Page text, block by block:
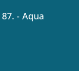
- Aqua